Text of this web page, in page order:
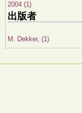
2004 (1)
出版者
M. Dekker, (1)